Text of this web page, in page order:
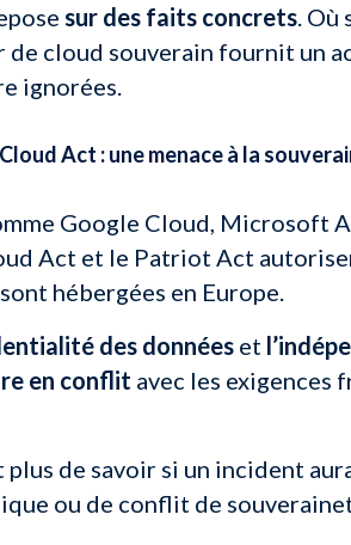
sur des faits concrets .
cloud souverain fournit un
ignorées.
Act : une menace à la
Google Cloud, Microsoft
Act et le Patriot Act
hébergées en Europe.
des données et
en conflit avec les exigences
plus de savoir si un incident
ou de conflit de